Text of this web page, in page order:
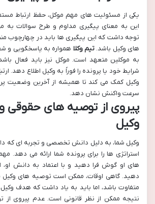
یکی از مسئولیت های مهم موکل، حفظ ارتباط
این به معنای پیگیری مداوم و طرح سوالات به
توجه داشت که این پیگیری ها باید در چهارچوب
های وکیل باشد. تیم وکلا همواره به پاسخگویی و
به موکلین متعهد است. موکل نیز باید فعال
شرایط خود یا پرونده را فوراً به وکیل اطلاع دهد.
وکیل کمک می کند تا همیشه از آخرین وضعیت
سرعت واکنش نشان دهد.
پیروی از توصیه های حقوقی و
وکیل
وکیل شما، به دلیل دانش تخصصی و تجربه ای که
استراتژی ها را برای پرونده شما ارائه می دهد.
های او گوش فرا دهید و با اعتماد به دانش او،
دهید. گاهی اوقات، ممکن است توصیه های وکیل با
متفاوت باشد، اما باید به یاد داشت که هدف
نتیجه ممکن از نظر قانونی است. عدم پیروی